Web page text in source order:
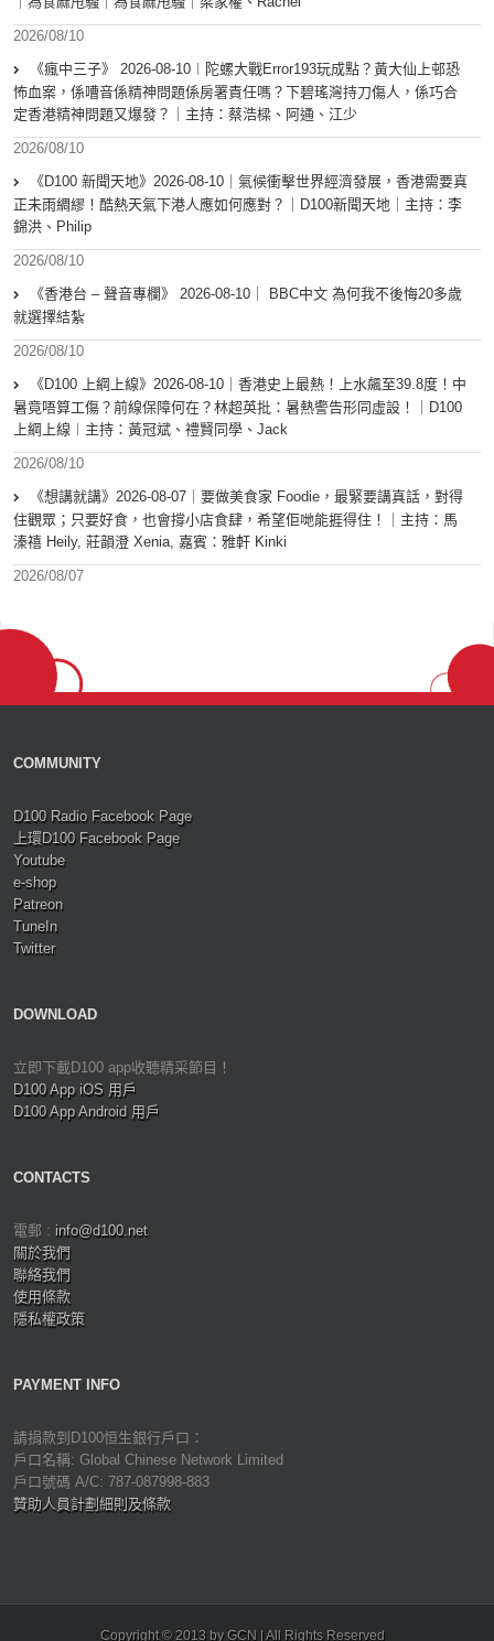
2026/08/10
《瘋中三子》 2026-08-10︱陀螺大戰Error193玩成點？黃大仙上邨恐
怖血案，係嘈音係精神問題係房署責任嗎？下碧瑤灣持刀傷人，係巧合
定香港精神問題又爆發？｜主持：蔡浩樑、阿通、江少
2026/08/10
《D100 新聞天地》2026-08-10｜氣候衝擊世界經濟發展，香港需要真
正未雨綢繆！酷熱天氣下港人應如何應對？｜D100新聞天地｜主持：李
錦洪、Philip
2026/08/10
《香港台 – 聲音專欄》 2026-08-10｜ BBC中文 為何我不後悔20多歲
就選擇結紮
2026/08/10
《D100 上綱上線》2026-08-10｜香港史上最熱！上水飆至39.8度！中
暑竟唔算工傷？前線保障何在？林超英批：暑熱警告形同虛設！｜D100
上綱上線︱主持：黃冠斌、禮賢同學、Jack
2026/08/10
《想講就講》2026-08-07｜要做美食家 Foodie，最緊要講真話，對得
住觀眾；只要好食，也會撐小店食肆，希望佢哋能捱得住！｜主持：馬
溱禧 Heily, 莊韻澄 Xenia, 嘉賓：雅軒 Kinki
2026/08/07
COMMUNITY
D100 Radio Facebook Page
上環D100 Facebook Page
Youtube
e-shop
Patreon
TuneIn
Twitter
DOWNLOAD
立即下載D100 app收聽精采節目！
D100 App iOS 用戶
D100 App Android 用戶
CONTACTS
電郵 : info@d100.net
關於我們
聯絡我們
使用條款
隱私權政策
PAYMENT INFO
請捐款到D100恒生銀行戶口：
戶口名稱: Global Chinese Network Limited
戶口號碼 A/C: 787-087998-883
贊助人員計劃細則及條款
Copyright © 2013 by GCN | All Rights Reserved